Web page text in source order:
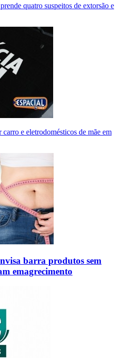
quatro suspeitos de extorsão e
e eletrodomésticos de mãe em
barra produtos sem
emagrecimento